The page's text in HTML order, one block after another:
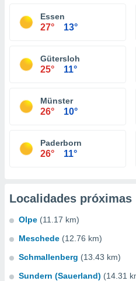
Essen
27° 13°
Gütersloh
25° 11°
Münster
26° 10°
Paderborn
26° 11°
Localidades próximas
Olpe (11.17 km)
Meschede (12.76 km)
Schmallenberg (13.43 km)
Sundern (Sauerland) (14.31